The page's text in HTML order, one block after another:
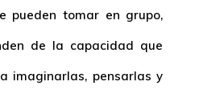
pueden tomar en grupo,
de la capacidad que
imaginarlas, pensarlas y